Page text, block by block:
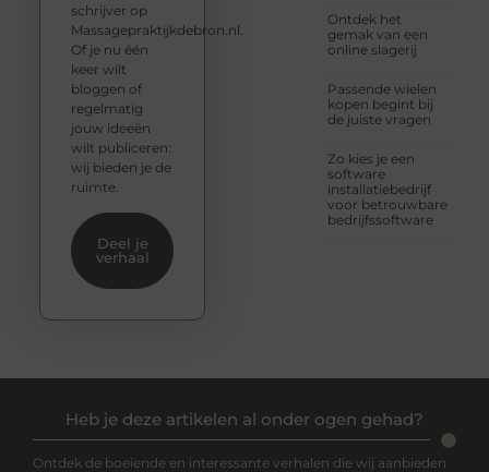
Ontdek het
gemak van een
online slagerij
Passende wielen
kopen begint bij
de juiste vragen
Zo kies je een
software
installatiebedrijf
voor betrouwbare
bedrijfssoftware
schrijver op
Massagepraktijkdebron.nl.
Of je nu één
keer wilt
bloggen of
regelmatig
jouw ideeën
wilt publiceren:
wij bieden je de
ruimte.
Deel je
verhaal
Heb je deze artikelen al onder ogen gehad?
Ontdek de boeiende en interessante verhalen die wij aanbieden